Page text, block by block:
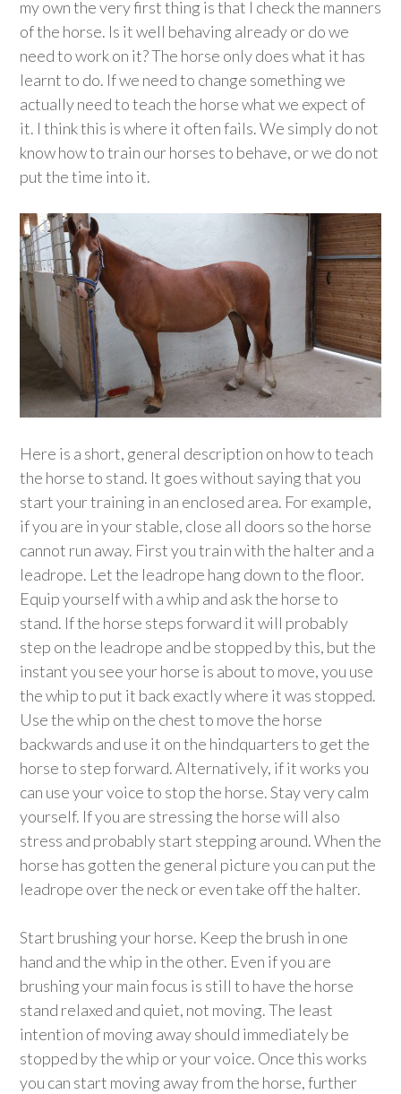
my own the very first thing is that I check the manners
of the horse. Is it well behaving already or do we
need to work on it? The horse only does what it has
learnt to do. If we need to change something we
actually need to teach the horse what we expect of
it. I think this is where it often fails. We simply do not
know how to train our horses to behave, or we do not
put the time into it.
Here is a short, general description on how to teach
the horse to stand. It goes without saying that you
start your training in an enclosed area. For example,
if you are in your stable, close all doors so the horse
cannot run away. First you train with the halter and a
leadrope. Let the leadrope hang down to the floor.
Equip yourself with a whip and ask the horse to
stand. If the horse steps forward it will probably
step on the leadrope and be stopped by this, but the
instant you see your horse is about to move, you use
the whip to put it back exactly where it was stopped.
Use the whip on the chest to move the horse
backwards and use it on the hindquarters to get the
horse to step forward. Alternatively, if it works you
can use your voice to stop the horse. Stay very calm
yourself. If you are stressing the horse will also
stress and probably start stepping around. When the
horse has gotten the general picture you can put the
leadrope over the neck or even take off the halter.
Start brushing your horse. Keep the brush in one
hand and the whip in the other. Even if you are
brushing your main focus is still to have the horse
stand relaxed and quiet, not moving. The least
intention of moving away should immediately be
stopped by the whip or your voice. Once this works
you can start moving away from the horse, further